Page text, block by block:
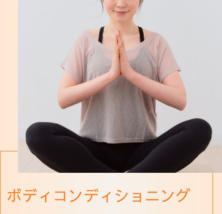
ボディコンディショニング